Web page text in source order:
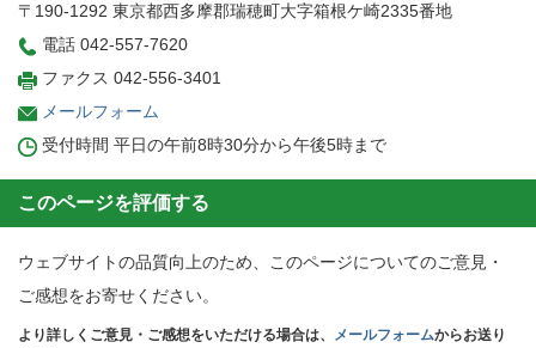
〒190-1292 東京都西多摩郡瑞穂町大字箱根ケ崎2335番地
電話 042-557-7620
ファクス 042-556-3401
メールフォーム
受付時間 平日の午前8時30分から午後5時まで
このページを評価する
ウェブサイトの品質向上のため、このページについてのご意見・
ご感想をお寄せください。
より詳しくご意見・ご感想をいただける場合は、 メールフォームからお送り